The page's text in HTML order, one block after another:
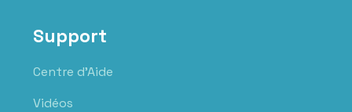
Support
Centre d'Aide
Vidéos